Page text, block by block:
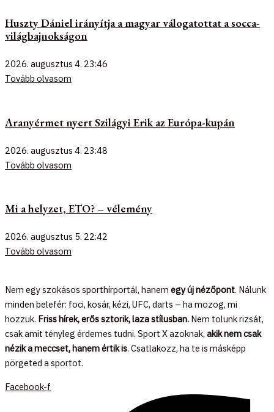
Huszty Dániel irányítja a magyar válogatottat a socca-
világbajnokságon
2026. augusztus 4. 23:46
Tovább olvasom
Aranyérmet nyert Szilágyi Erik az Európa-kupán
2026. augusztus 4. 23:48
Tovább olvasom
Mi a helyzet, ETO? – vélemény
2026. augusztus 5. 22:42
Tovább olvasom
Nem egy szokásos sporthírportál, hanem egy új nézőpont. Nálunk
minden belefér: foci, kosár, kézi, UFC, darts – ha mozog, mi
hozzuk. Friss hírek, erős sztorik, laza stílusban. Nem tolunk rizsát,
csak amit tényleg érdemes tudni. Sport X azoknak, akik nem csak
nézik a meccset, hanem értik is. Csatlakozz, ha te is másképp
pörgeted a sportot.
Facebook-f